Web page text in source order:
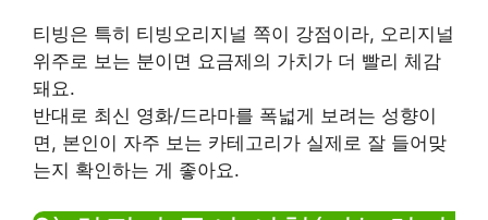
티빙은 특히 티빙오리지널 쪽이 강점이라, 오리지널
위주로 보는 분이면 요금제의 가치가 더 빨리 체감
돼요.
반대로 최신 영화/드라마를 폭넓게 보려는 성향이
면, 본인이 자주 보는 카테고리가 실제로 잘 들어맞
는지 확인하는 게 좋아요.